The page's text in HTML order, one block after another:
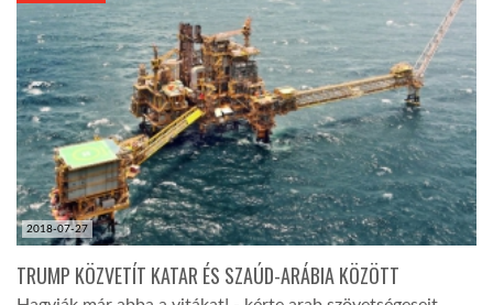
2018-07-27
TRUMP KÖZVETÍT KATAR ÉS SZAÚD-ARÁBIA KÖZÖTT